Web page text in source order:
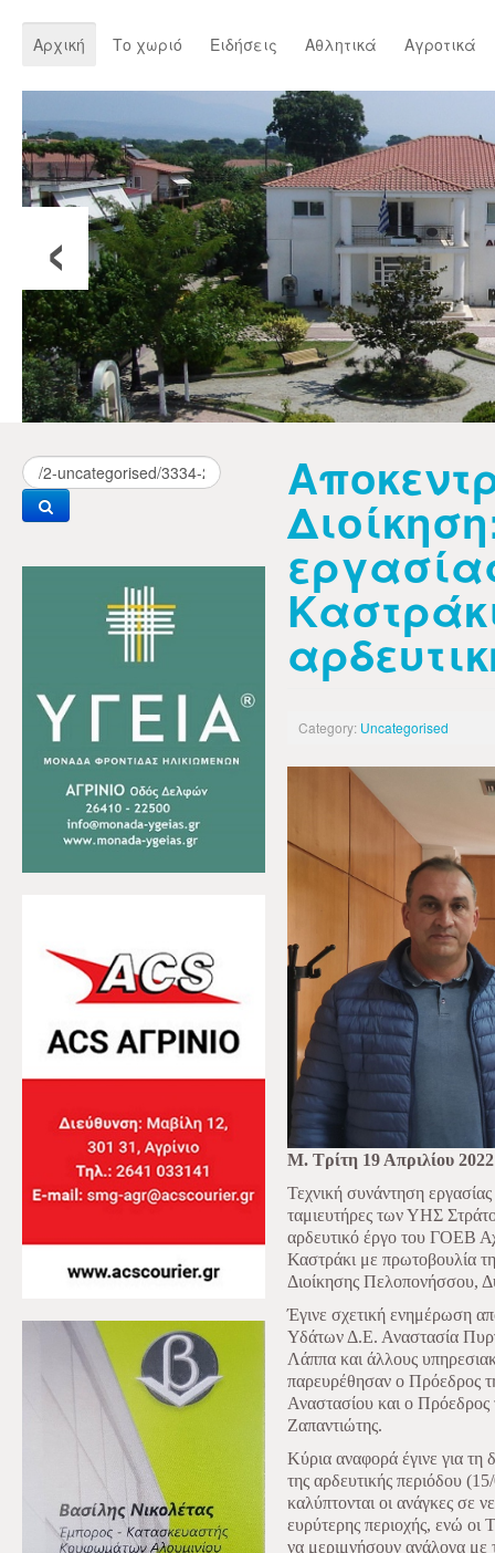
Αρχική Το χωριό Ειδήσεις Αθλητικά Αγροτικά
‹
Category: Uncategorised
Μ. Τρίτη 19 Απριλίου 2022
Τεχνική συνάντηση
ταμιευτήρες των ΥΗΣ
αρδευτικό έργο του ΓΟΕΒ
Καστράκι με πρωτοβουλία
Διοίκησης Πελοπονήσσου,
Έγινε σχετική ενημέρωση
Υδάτων Δ.Ε. Αναστασία
Λάππα και άλλους
παρευρέθησαν ο Πρόεδρος
Αναστασίου και ο
Ζαπαντιώτης.
Κύρια αναφορά έγινε για τη
της αρδευτικής περιόδου
καλύπτονται οι ανάγκες σε
ευρύτερης περιοχής, ενώ οι
να μεριμνήσουν ανάλογα με